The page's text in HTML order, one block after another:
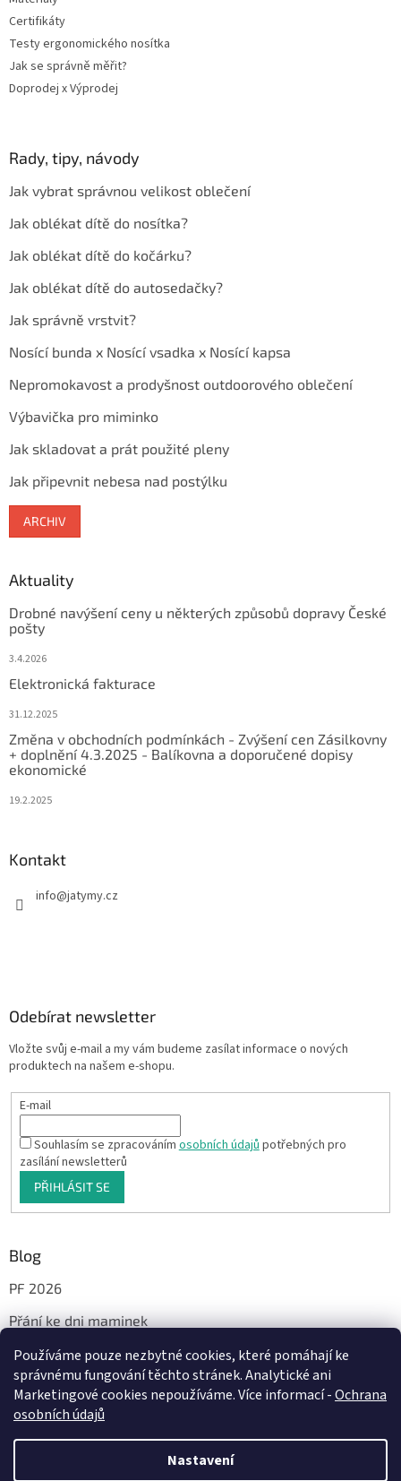
Používáme pouze nezbytné cookies, které pomáhají ke
správnému fungování těchto stránek. Analytické ani
Marketingové cookies nepoužíváme. Více informací -Ochrana
osobních údajů
Nastavení
Certifikáty
Testy ergonomického nosítka
Jak se správně měřit?
Doprodej x Výprodej
Rady, tipy, návody
Jak vybrat správnou velikost oblečení
Jak oblékat dítě do nosítka?
Jak oblékat dítě do kočárku?
Jak oblékat dítě do autosedačky?
Jak správně vrstvit?
Nosící bunda x Nosící vsadka x Nosící kapsa
Nepromokavost a prodyšnost outdoorového oblečení
Výbavička pro miminko
Jak skladovat a prát použité pleny
Jak připevnit nebesa nad postýlku
ARCHIV
Aktuality
Drobné navýšení ceny u některých způsobů dopravy České
pošty
3.4.2026
Elektronická fakturace
31.12.2025
Změna v obchodních podmínkách - Zvýšení cen Zásilkovny
+ doplnění 4.3.2025 - Balíkovna a doporučené dopisy
ekonomické
19.2.2025
Kontakt
info@jatymy.cz
Odebírat newsletter
Vložte svůj e-mail a my vám budeme zasílat informace o nových
produktech na našem e-shopu.
E-mail
Souhlasím se zpracováním osobních údajů potřebných pro
zasílání newsletterů
PŘIHLÁSIT SE
Blog
PF 2026
Přání ke dni maminek
Facebook
Vytvořil Shoptet